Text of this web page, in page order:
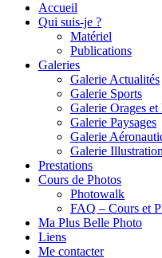
Accueil
Qui suis-je ?
Matériel
Publications
Galeries
Galerie Actualités
Galerie Sports
Galerie Orages et
Galerie Paysages
Galerie
Galerie
Prestations
Cours de Photos
Photowalk
FAQ – Cours et
Ma Plus Belle Photo
Liens
Me contacter